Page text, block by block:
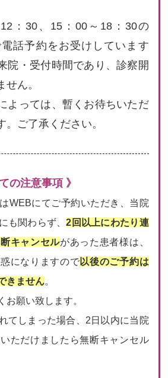
：30、15：00～18：30の
話予約をお受けしています
院・受付時間であり、診察開
ん。
よっては、暫くお待ちいただ
。ご了承ください。
の注意事項 》
WEBにてご予約いただき、当院
も関わらず、2回以上にわたり連
キャンセルがあった患者様は、
になりますので以後のご予約は
きません。
お願い致します。
てしまった場合、2日以内に当院
ただけましたら無断キャンセル